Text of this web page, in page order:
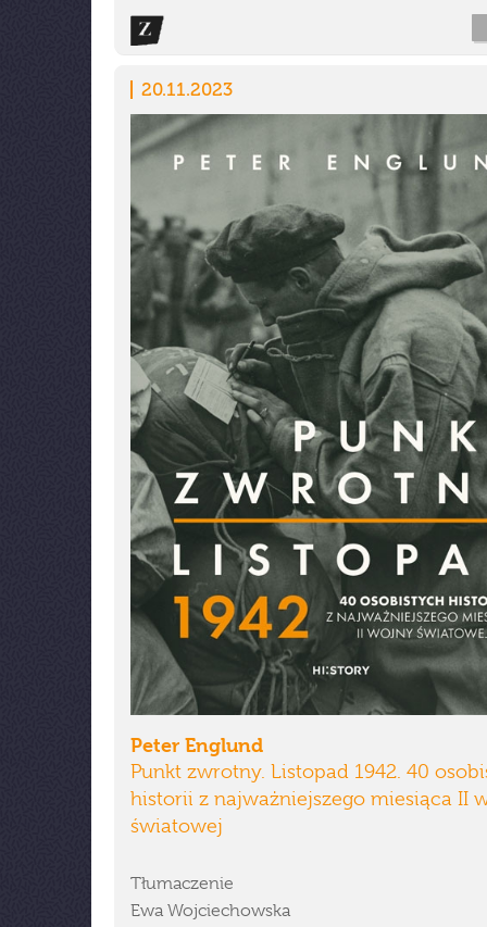
20.11.2023
Peter Englund
Punkt zwrotny. Listopad 1942. 40
historii z najważniejszego miesiąca II
światowej
Tłumaczenie
Ewa Wojciechowska